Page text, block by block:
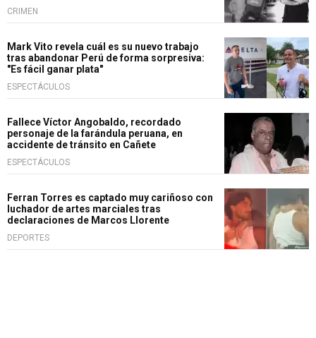
CRIMEN
Mark Vito revela cuál es su nuevo trabajo
tras abandonar Perú de forma sorpresiva:
"Es fácil ganar plata"
ESPECTÁCULOS
Fallece Víctor Angobaldo, recordado
personaje de la farándula peruana, en
accidente de tránsito en Cañete
ESPECTÁCULOS
Ferran Torres es captado muy cariñoso con
luchador de artes marciales tras
declaraciones de Marcos Llorente
DEPORTES